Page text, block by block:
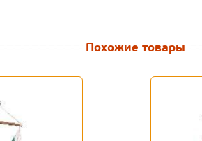
Похожие товары